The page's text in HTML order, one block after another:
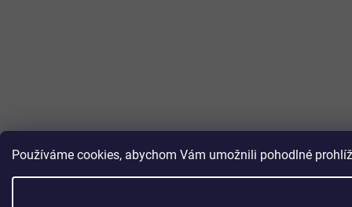
Používáme cookies, abychom Vám umožnili pohodlné